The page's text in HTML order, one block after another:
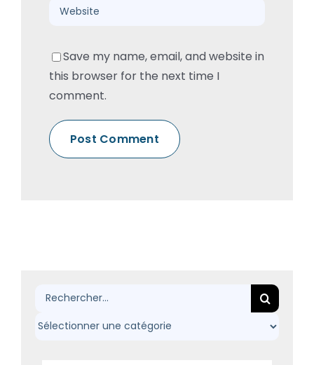
Save my name, email, and website in
this browser for the next time I
comment.
Rechercher: